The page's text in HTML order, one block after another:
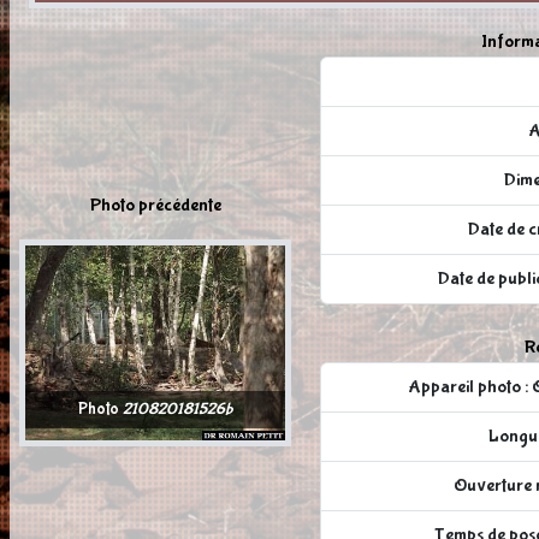
Photo précédente
Photo 210820181526b
Date de
Date de
Appareil photo :
Ouverture
Temps de